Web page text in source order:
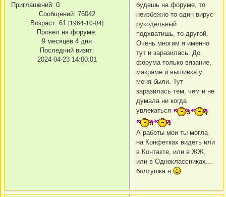
Приглашений: 0
Сообщений: 76042
Возраст: 61 [1964-10-04]
Провел на форуме:
9 месяцев 4 дня
Последний визит:
2024-04-23 14:00:01
будешь на форуме, то
неизбежно то один вирус
рукодельный
подхватишь, то другой.
Очень многим я именно
тут и заразилась. До
форума только вязание,
макраме и вышивка у
меня были. Тут
заразилась тем, чем и не
думала ни когда
увлекаться
А работы мои ты могла
на Конфетках видеть или
в Контакте, или в ЖЖ,
или в Одноклассниках...
болтушка я